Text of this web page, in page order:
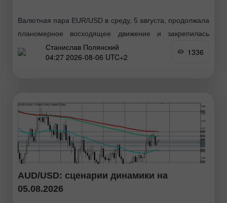
Валютная пара EUR/USD в среду, 5 августа, продолжала
планомерное восходящее движение и закрепилась
выше области 1,1536-1,1542. Таким образом, как мы и
предполагали, рост европейской валюты продолжается.
Станислав Полянский
04:27 2026-08-06 UTC+2
1336
AUD/USD: сценарии динамики на
05.08.2026